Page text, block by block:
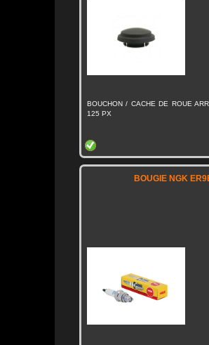
BOUCHON / CACHE DE ROUE
125 PX
BOUGIE NGK